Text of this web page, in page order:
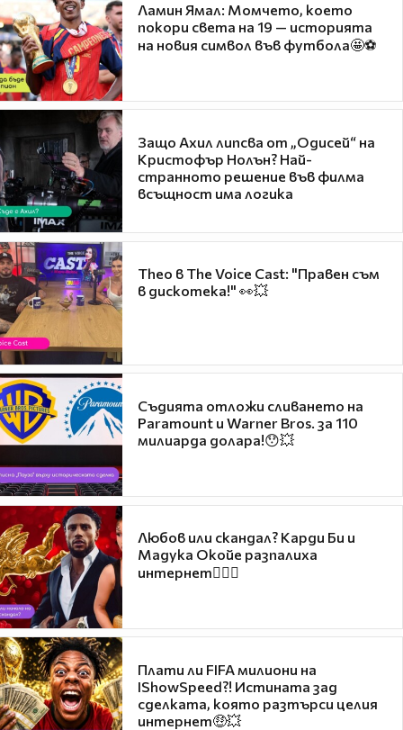
Ламин Ямал: Момчето, което
покори света на 19 — историята
на новия символ във футбола🤩⚽
Защо Ахил липсва от „Одисей“ на
Кристофър Нолън? Най-
странното решение във филма
всъщност има логика
Theo в The Voice Cast: "Правен съм
в дискотека!" 👀💥
Съдията отложи сливането на
Paramount и Warner Bros. за 110
милиарда долара!😯💥
Любов или скандал? Карди Би и
Мадука Окойе разпалиха
интернет❤️‍🔥🔥
Плати ли FIFA милиони на
IShowSpeed?! Истината зад
сделката, която разтърси целия
интернет🤑💥